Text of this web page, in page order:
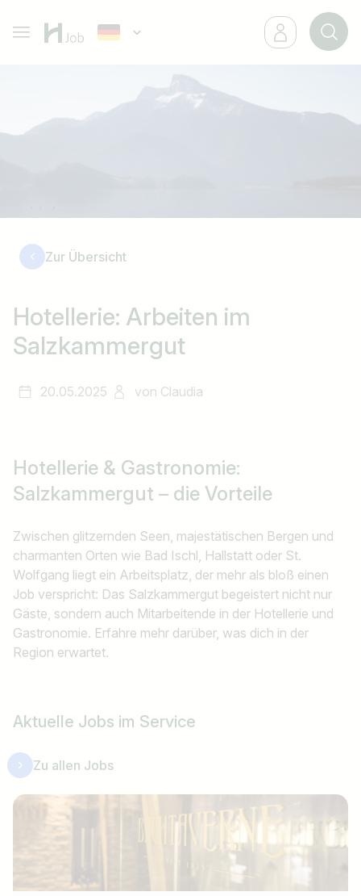
Zur Übersicht
Hotellerie: Arbeiten im
Salzkammergut
20.05.2025 von Claudia
Hotellerie & Gastronomie:
Salzkammergut – die Vorteile
Zwischen glitzernden Seen, majestätischen Bergen und
charmanten Orten wie Bad Ischl, Hallstatt oder St.
Wolfgang liegt ein Arbeitsplatz, der mehr als bloß einen
Job verspricht: Das Salzkammergut begeistert nicht nur
Gäste, sondern auch Mitarbeitende in der Hotellerie und
Gastronomie. Erfahre mehr darüber, was dich in der
Region erwartet.
Aktuelle Jobs im Service
Zu allen Jobs